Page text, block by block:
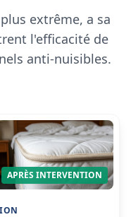
extrême, a sa
l'efficacité de
anti-nuisibles.
APRÈS INTERVENTION